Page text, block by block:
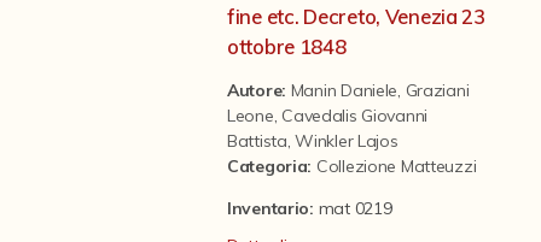
Il progetto Digital Humanities
fine etc. Decreto, Venezia 23
ottobre 1848
Autore: Manin Daniele Graziani
Leone Cavedalis Giovanni
Battista ,Winkler Lajos
Categoria: Collezione Matteuzzi
Inventario: mat 0219